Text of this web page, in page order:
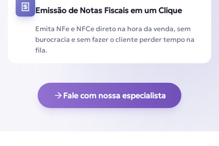
Emissão de Notas Fiscais em um Clique
Emita NFe e NFCe direto na hora da venda, sem
burocracia e sem fazer o cliente perder tempo na
fila.
Fale com nossa especialista